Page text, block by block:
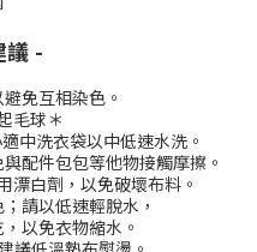
議 -
免互相染色。
毛球＊
中洗衣袋以中低速水洗。
配件包包等他物接觸摩擦。
漂白劑，以免破壞布料。
請以低速輕脫水，
以免衣物縮水。